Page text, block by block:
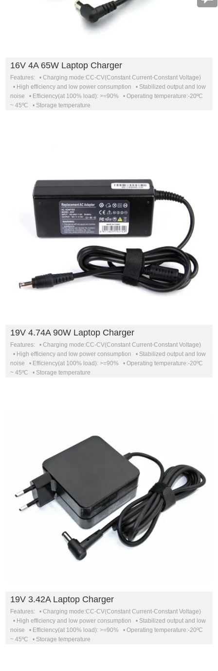
16V 4A 65W Laptop Charger
Features: • Charging mode:CC-CV(Constant Current-Constant Voltage)
• High efficiency and low power consumption • Stabilized output and low
noise • Efficiency(at 100% load): >=90% • Operating temperature:-20ºC
~ 45ºC • Storage temperature
19V 4.74A 90W Laptop Charger
Features: • Charging mode:CC-CV(Constant Current-Constant Voltage)
• High efficiency and low power consumption • Stabilized output and low
noise • Efficiency(at 100% load): >=90% • Operating temperature:-20ºC
~ 45ºC • Storage temperature
19V 3.42A Laptop Charger
Features: • Charging mode:CC-CV(Constant Current-Constant Voltage)
• High efficiency and low power consumption • Stabilized output and low
noise • Efficiency(at 100% load): >=90% • Operating temperature:-20ºC
~ 45ºC • Storage temperature